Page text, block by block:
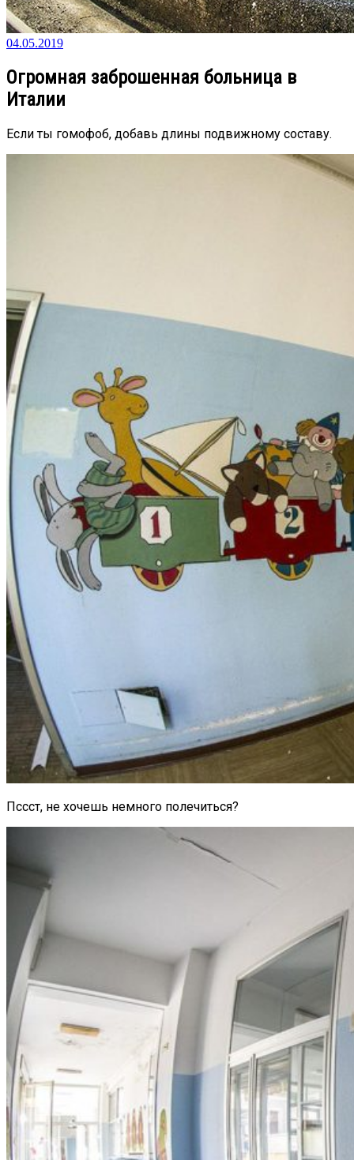
04.05.2019
Огромная заброшенная больница в
Италии
Если ты гомофоб, добавь длины подвижному составу.
Пссст, не хочешь немного полечиться?